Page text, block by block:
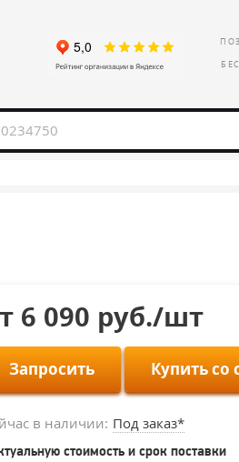
6 090 руб./шт
Запросить Купить со
в наличии: Под заказ*
стоимость и срок поставки